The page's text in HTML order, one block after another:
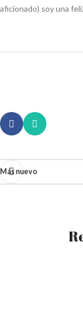
aficionado) soy una
Más nuevo